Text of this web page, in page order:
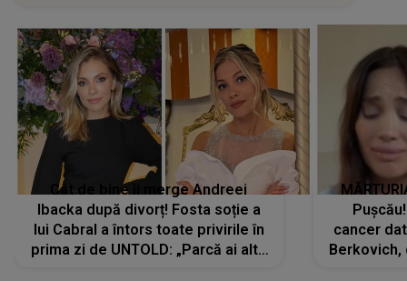
Cât de bine îi merge Andreei
Ibacka după divorț! Fosta soție a
lui Cabral a întors toate privirile în
prima zi de UNTOLD: „Parcă ai altă
cancer
Berkovich,